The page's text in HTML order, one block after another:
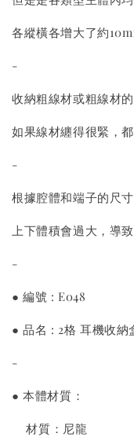
各縱橫各增大了約
-
收納粗線材或粗線材
如果線材纏得很緊，
-
根據腔體和端子的尺寸
上下體積會過大，導
-
● 編號 : E048
● 品名 : 2格 耳機收納
-
● 本體材質：
材質：尼龍